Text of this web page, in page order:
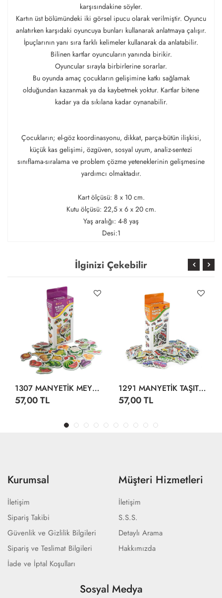
karşısındakine söyler.
Kartın üst bölümündeki iki görsel ipucu olarak verilmiştir. Oyuncu
anlatırken karşıdaki oyuncuya bunları kullanarak anlatmaya çalışır.
İpuçlarının yanı sıra farklı kelimeler kullanarak da anlatabilir.
Bilinen kartlar oyuncuların yanında birikir.
Oyuncular sırayla birbirlerine sorarlar.
Bu oyunda amaç çocukların gelişimine katkı sağlamak
olduğundan kazanmak ya da kaybetmek yoktur. Kartlar bitene
kadar ya da sıkılana kadar oynanabilir.
Çocukların; el-göz koordinasyonu, dikkat, parça-bütün ilişkisi,
küçük kas gelişimi, özgüven, sosyal uyum, analiz-sentezi
sınıflama-sıralama ve problem çözme yeteneklerinin gelişmesine
yardımcı olmaktadır.
Kart ölçüsü: 8 x 10 cm.
Kutu ölçüsü: 22,5 x 6 x 20 cm.
Yaş aralığı: 4-8 yaş
Desi:1
İlginizi Çekebilir
1307 MANYETİK MEYVELER SEBZELER
57,00 TL
1291 MANYETİK TAŞITLAR
57,00 TL
Kurumsal
İletişim
Sipariş Takibi
Güvenlik ve Gizlilik Bilgileri
Sipariş ve Teslimat Bilgileri
İade ve İptal Koşulları
Müşteri Hizmetleri
İletişim
S.S.S.
Detaylı Arama
Hakkımızda
Sosyal Medya